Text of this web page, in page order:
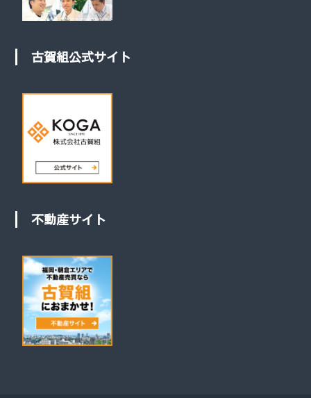
古賀組公式サイト
不動産サイト